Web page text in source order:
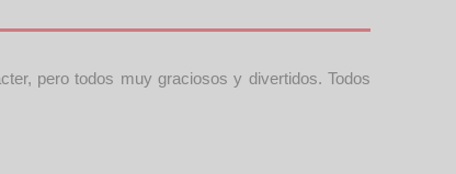
pero todos muy graciosos y divertidos. Todos